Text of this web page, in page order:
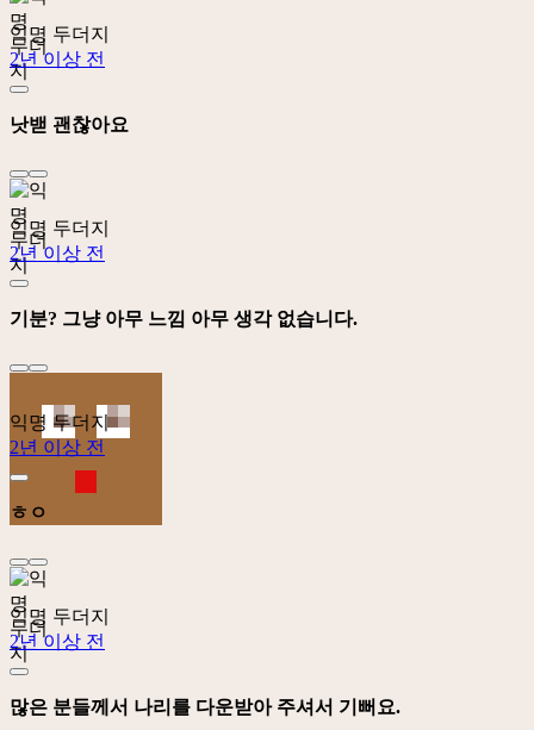
익명 두더지
2년 이상 전
낫밷 괜찮아요
익명 두더지
2년 이상 전
기분? 그냥 아무 느낌 아무 생각 없습니다.
익명 두더지
2년 이상 전
ㅎㅇ
익명 두더지
2년 이상 전
많은 분들께서 나리를 다운받아 주셔서 기뻐요.